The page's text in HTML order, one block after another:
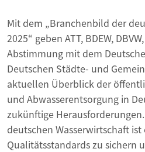
Mit dem „Branchenbild der
2025“ geben ATT, BDEW,
Abstimmung mit dem
Deutschen Städte- und
aktuellen Überblick der
und Abwasserentsorgung in
zukünftige
deutschen Wasserwirtschaft ist
Qualitätsstandards zu sichern